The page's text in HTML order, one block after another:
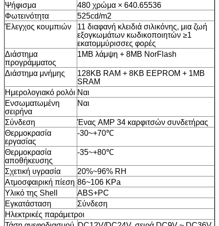
Ψήφισμα
480 χρώμα × 640.65536
Φωτεινότητα
525cd/m2
Έλεγχος κουμπιών
11 διαφανή κλειδιά σιλικόνης, μια ζωή
εξογκωμάτων κωδικοποιητών ≥1
εκατομμύρισσες φορές
Διάστημα
προγράμματος
1MB λάμψη + 8MB NorFlash
Διάστημα μνήμης
128KB RAM + 8KB EEPROM + 1MB
SRAM
Ημερολογιακό ρολόι Ναι
Ενσωματωμένη
σειρήνα
Ναι
Σύνδεση
Ένας AMP 34 καρφιτσών συνδετήρας
Θερμοκρασία
εργασίας
-30~+70℃
Θερμοκρασία
αποθήκευσης
-35~+80℃
Σχετική υγρασία 20%~96% RH
Ατμοσφαιρική πίεση 86~106 KPa
Υλικό της Shell
ABS+PC
Εγκατάσταση
Σύνδεση
Ηλεκτρικές παράμετροι